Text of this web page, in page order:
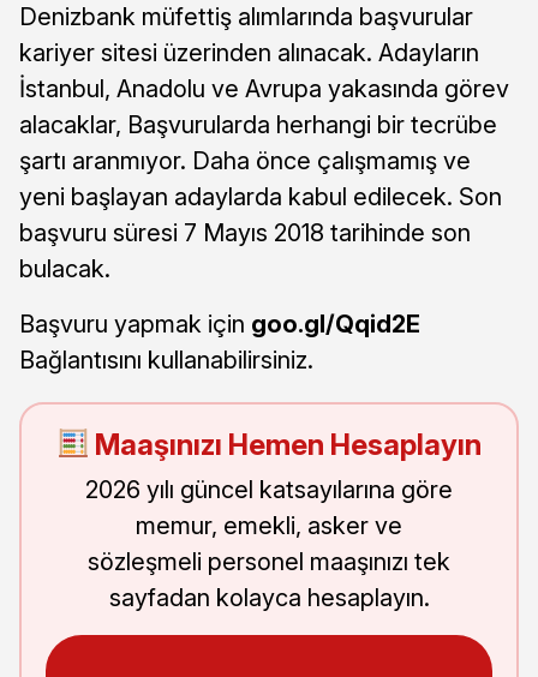
Denizbank müfettiş alımlarında başvurular
kariyer sitesi üzerinden alınacak. Adayların
İstanbul, Anadolu ve Avrupa yakasında görev
alacaklar, Başvurularda herhangi bir tecrübe
şartı aranmıyor. Daha önce çalışmamış ve
yeni başlayan adaylarda kabul edilecek. Son
başvuru süresi 7 Mayıs 2018 tarihinde son
bulacak.
Başvuru yapmak için goo.gl/Qqid2E
Bağlantısını kullanabilirsiniz.
Maaşınızı Hemen Hesaplayın
2026 yılı güncel katsayılarına göre
memur, emekli, asker ve
sözleşmeli personel maaşınızı tek
sayfadan kolayca hesaplayın.